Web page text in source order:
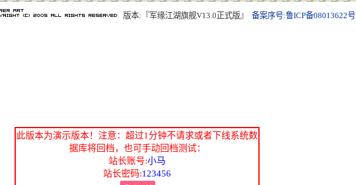
此版本为演示版本！注意：超过1分钟不请求或者下线系统数
据库将回档，也可手动回档测试：
站长账号:小马
站长密码:123456
版本:『军缘江湖旗舰V13.0正式版』 备案序号:鲁ICP备08013622号